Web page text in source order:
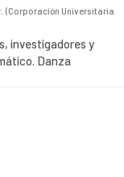
(Corporación Universitaria
investigadores y
Danza